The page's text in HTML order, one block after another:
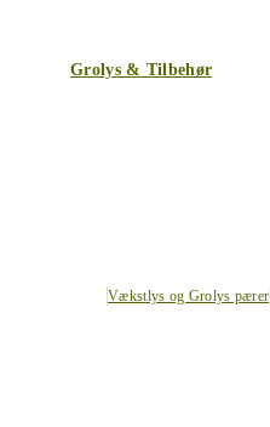
Grolys & Tilbehør
Vækstlys og Grolys pærer